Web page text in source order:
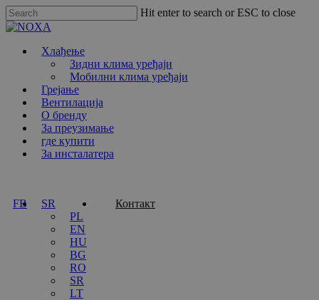
Skip
to
content
Hit enter to search or ESC to close
Close
Хлађење
Зидни клима уређаји
Мобилни клима уређаји
Грејање
Вентилација
О бренду
За преузимање
где купити
За инсталатера
FB
SR
PL
EN
HU
BG
RO
SR
LT
Контакт